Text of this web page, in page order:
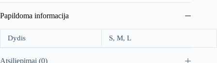
Papildoma informacija
Dydis S, M, L
Atsiliepimai (0)